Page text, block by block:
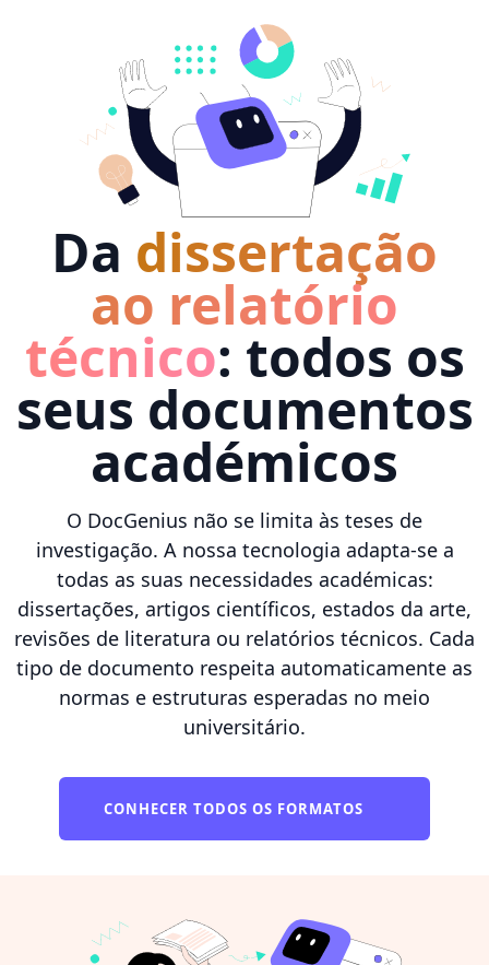
Da dissertação
ao relatório
técnico: todos os
seus documentos
académicos
O DocGenius não se limita às teses de
investigação. A nossa tecnologia adapta-se a
todas as suas necessidades académicas:
dissertações, artigos científicos, estados da arte,
revisões de literatura ou relatórios técnicos. Cada
tipo de documento respeita automaticamente as
normas e estruturas esperadas no meio
universitário.
CONHECER TODOS OS FORMATOS